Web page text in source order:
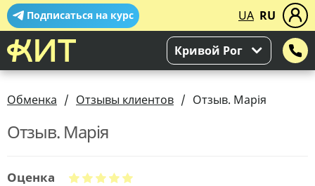
Подписаться на курс UA RU
Кривой Рог
Обменка Отзывы клиентов Отзыв. Марія
Отзыв. Марія
Оценка